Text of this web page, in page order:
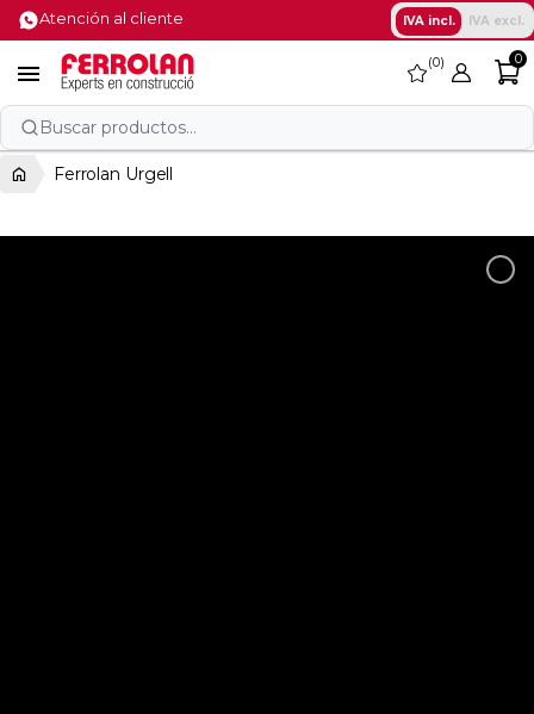
Atención al cliente IVA incl. IVA excl.
 favorite
0 0
Buscar productos...
Ferrolan Urgell